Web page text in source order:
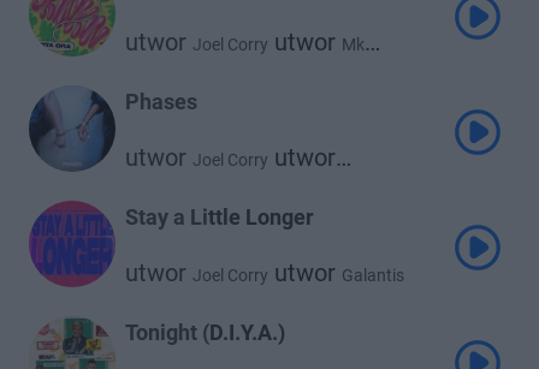
utwor Joel Corry utwor Mk
Phases
utwor Joel Corry utwor
Stay a Little Longer
utwor Joel Corry utwor Galantis
Tonight (D.I.Y.A.)